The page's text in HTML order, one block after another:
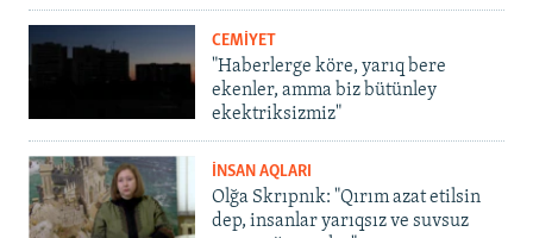
CEMİYET
"Haberlerge köre, yarıq bere
ekenler, amma biz bütünley
ekektriksizmiz"
İNSAN AQLARI
Olğa Skrıpnık: "Qırım azat etilsin
dep, insanlar yarıqsız ve suvsuz